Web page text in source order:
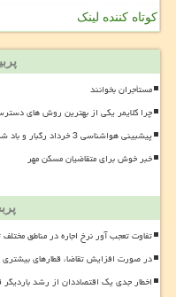
کوتاه کننده لینک
مستأجران بخوانند
چرا کلایمر یکی از بهترین روش های
پیشبینی هواشناسی 3 خرداد رگبار و باد شدید تا روز سه شنبه ادامه دارد
خبر خوش برای متقاضیان مسکن مهر
تفاوت تعجب آور نرخ اجاره در مناطق مختلف
در صورت افزایش تقاضا، قطارهای بیشتری
اخطار جدی یک اقتصاددان از رشد